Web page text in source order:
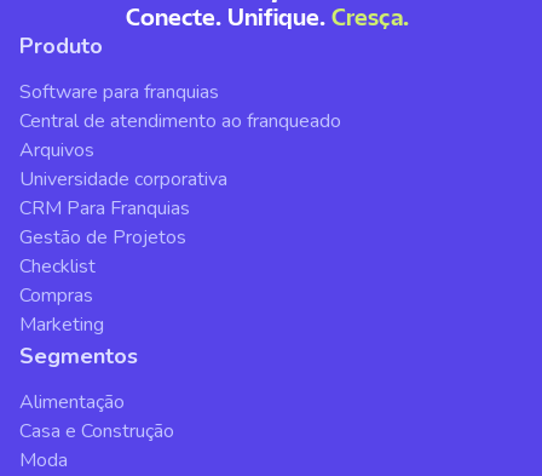
Conecte. Unifique. Cresça.
Produto
Software para franquias
Central de atendimento ao franqueado
Arquivos
Universidade corporativa
CRM Para Franquias
Gestão de Projetos
Checklist
Compras
Marketing
Segmentos
Alimentação
Casa e Construção
Moda